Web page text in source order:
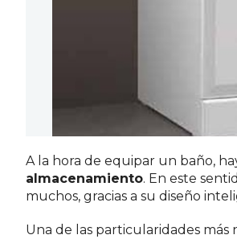
A la hora de equipar un baño,
almacenamiento. En este
muchos, gracias a su diseño
Una de las particularidades más